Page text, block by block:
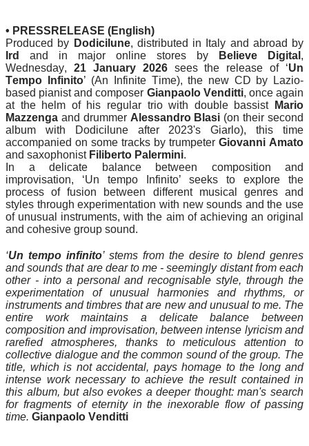
• PRESSRELEASE (English)
Produced by Dodicilune, distributed in Italy and abroad by
Ird
and in major online stores by Believe Digital ,
Wednesday, 21 January 2026sees the release of ‘Un
Tempo Infinito’ (An Infinite Time), the new CD by Lazio-
based pianist and composer Gianpaolo Venditti, once again
at the helm of his regular trio with double bassist
Mario
Mazzenga and drummer Alessandro Blasi (on their second
album with Dodicilune after 2023's Giarlo), this time
accompanied on some tracks by trumpeter Giovanni Amato
and saxophonist Filiberto Palermini.
In a delicate balance between composition and
improvisation, ‘Un tempo Infinito’ seeks to explore the
process of fusion between different musical genres and
styles through experimentation with new sounds and the use
of unusual instruments, with the aim of achieving an original
and cohesive group sound.
‘Un tempo infinito’ stems from the desire to blend genres
and sounds that are dear to me - seemingly distant from each
other - into a personal and recognisable style, through the
experimentation of unusual harmonies and rhythms, or
instruments and timbres that are new and unusual to me. The
entire work maintains a delicate balance between
composition and improvisation, between intense lyricism and
rarefied atmospheres, thanks to meticulous attention to
collective dialogue and the common sound of the group. The
title, which is not accidental, pays homage to the long and
intense work necessary to achieve the result contained in
this album, but also evokes a deeper thought: man's search
for fragments of eternity in the inexorable flow of passing
time. Gianpaolo Venditti